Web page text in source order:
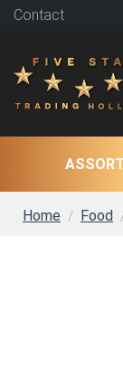
Contact
Home Food